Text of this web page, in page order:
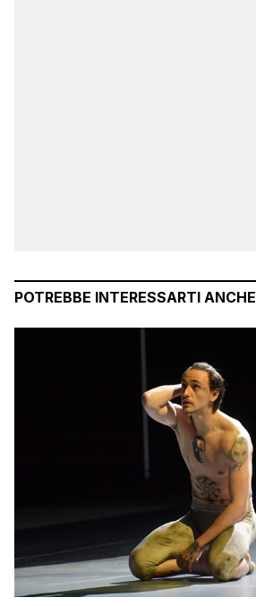
POTREBBE INTERESSARTI ANCHE